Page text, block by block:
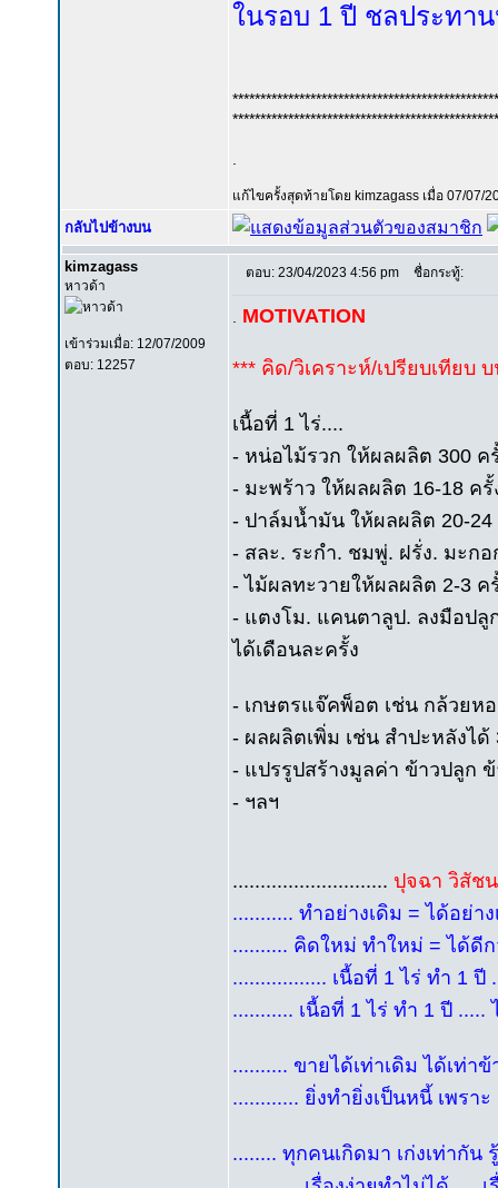
ในรอบ 1 ปี ชลประทา
แก้ไขครั้งสุดท้ายโดย kimzagass เมื่อ 07/07/
กลับไปข้างบน
kimzagass
หาวด้า
เข้าร่วมเมื่อ: 12/07/2009
ตอบ: 12257
ตอบ: 23/04/2023 4:56 pm ชื่อกระทู้:
MOTIVATION
*** คิด/วิเคราะห์/เปรียบเทียบ
เนื้อที่ 1 ไร่....
- หน่อไม้รวก ให้ผลผลิต 300 ค
- มะพร้าว ให้ผลผลิต 16-18 ครั้
- ปาล์มน้ำมัน ให้ผลผลิต 20-24
- สละ. ระกำ. ชมพู่. ฝรั่ง. มะก
- ไม้ผลทะวายให้ผลผลิต 2-3 ค
- แตงโม. แคนตาลูป. ลงมือปลู
ได้เดือนละครั้ง
- เกษตรแจ๊คพ็อต เช่น กล้วยห
- ผลผลิตเพิ่ม เช่น สำปะหลังไ
- แปรรูปสร้างมูลค่า ข้าวปลูก
- ฯลฯ
............................ ปุจฉา วิสัช
........... ทำอย่างเดิม = ได้อย่า
.......... คิดใหม่ ทำใหม่ = ได้ดี
................. เนื้อที่ 1 ไร่ ทำ 1 ปี
........... เนื้อที่ 1 ไร่ ทำ 1 ปี
.......... ขายได้เท่าเดิม ได้เท่า
............ ยิ่งทำยิ่งเป็นหนี้ เพร
........ ทุกคนเกิดมา เก่งเท่ากั